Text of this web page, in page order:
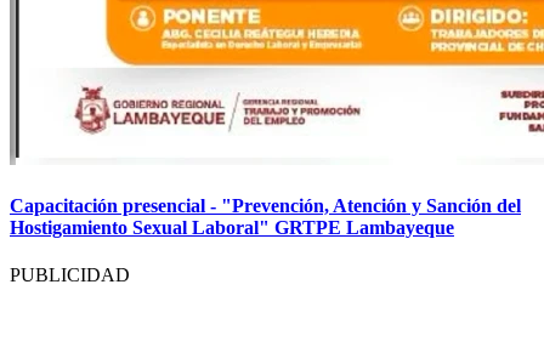
Capacitación presencial - "Prevención, Atención y Sanción del
Hostigamiento Sexual Laboral" GRTPE Lambayeque
PUBLICIDAD